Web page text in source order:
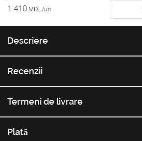
1 410 MDL/un
Descriere
Recenzii
Termeni de livrare
Plată